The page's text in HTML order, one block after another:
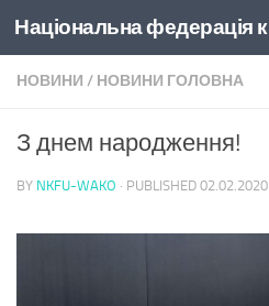
Skip to content
НОВИНИ / НОВИНИ ГОЛОВНА
З днем народження!
BY NKFU-WAKO · PUBLISHED 02.02.2020